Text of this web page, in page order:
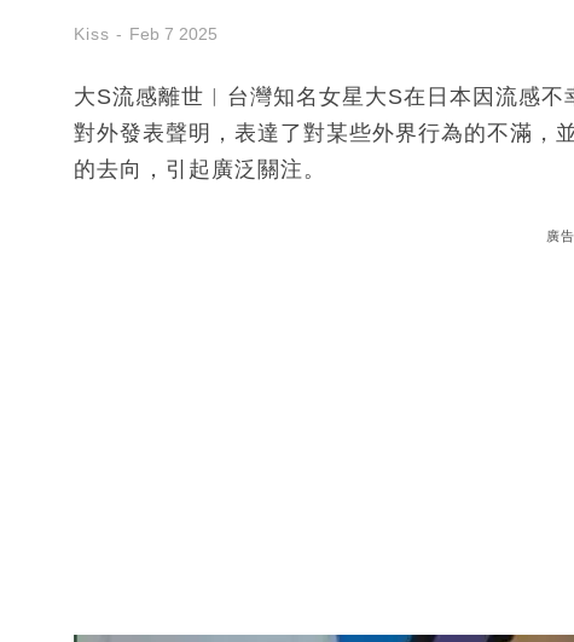
Kiss Feb 7 2025
大S流感離世︱台灣知名女星大S在日本因流感
對外發表聲明，表達了對某些外界行為的不滿，
的去向，引起廣泛關注。
廣告